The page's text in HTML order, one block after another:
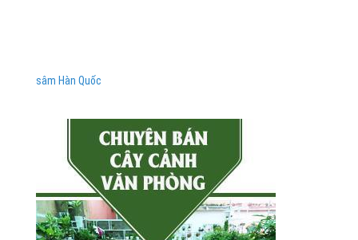
sâm Hàn Quốc